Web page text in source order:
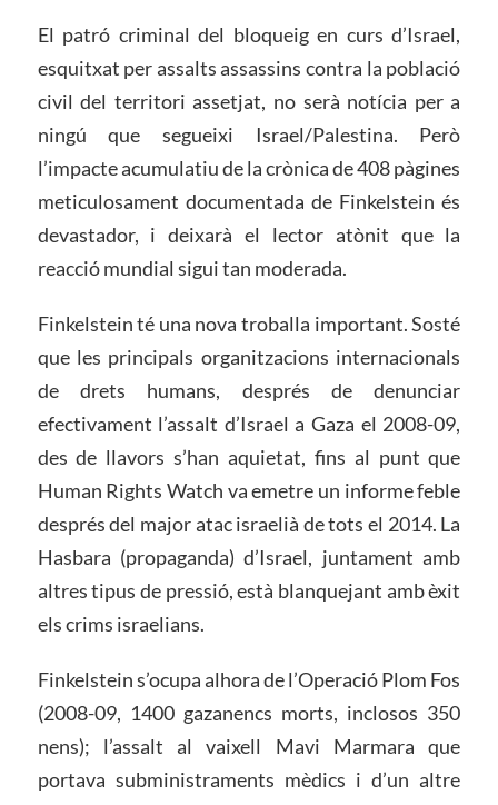
El patró criminal del bloqueig en curs d’Israel,
esquitxat per assalts assassins contra la població
civil del territori assetjat, no serà notícia per a
ningú que segueixi Israel/Palestina. Però
l’impacte acumulatiu de la crònica de 408 pàgines
meticulosament documentada de Finkelstein és
devastador, i deixarà el lector atònit que la
reacció mundial sigui tan moderada.
Finkelstein té una nova troballa important. Sosté
que les principals organitzacions internacionals
de drets humans, després de denunciar
efectivament l’assalt d’Israel a Gaza el 2008-09,
des de llavors s’han aquietat, fins al punt que
Human Rights Watch va emetre un informe feble
després del major atac israelià de tots el 2014. La
Hasbara (propaganda) d’Israel, juntament amb
altres tipus de pressió, està blanquejant amb èxit
els crims israelians.
Finkelstein s’ocupa alhora de l’Operació Plom Fos
(2008-09, 1400 gazanencs morts, inclosos 350
nens); l’assalt al vaixell Mavi Marmara que
portava subministraments mèdics i d’un altre